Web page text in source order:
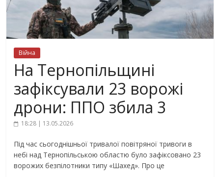
Війна
На Тернопільщині
зафіксували 23 ворожі
дрони: ППО збила 3
18:28 | 13.05.2026
Під час сьогоднішньої тривалої повітряної тривоги в
небі над Тернопільською областю було зафіксовано 23
ворожих безпілотники типу «Шахед». Про це